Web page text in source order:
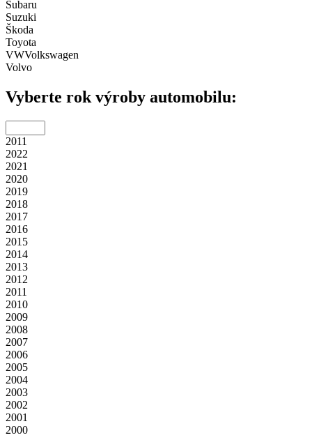
Subaru
Suzuki
Škoda
Toyota
VWVolkswagen
Volvo
Vyberte rok výroby automobilu:
2011
2022
2021
2020
2019
2018
2017
2016
2015
2014
2013
2012
2011
2010
2009
2008
2007
2006
2005
2004
2003
2002
2001
2000